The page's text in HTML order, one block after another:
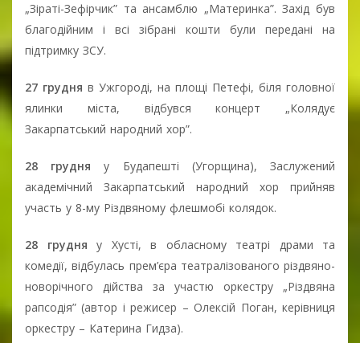
„Зіраті-Зефірчик” та ансамблю „Материнка”. Захід був
благодійним і всі зібрані кошти були передані на
підтримку ЗСУ.
27 грудня в Ужгороді, на площі Петефі, біля головної
ялинки міста, відбувся концерт „Колядує
Закарпатський народний хор”.
28 грудняу Будапешті (Угорщина), Заслужений
академічний Закарпатський народний хор прийняв
участь у 8-му Різдвяному флешмобі колядок.
28 грудня у Хусті, в обласному театрі драми та
комедії, відбулась прем’єра театралізованого різдвяно-
новорічного дійства за участю оркестру „Різдвяна
рапсодія” (автор і режисер – Олексій Поган, керівниця
оркестру – Катерина Гидза).